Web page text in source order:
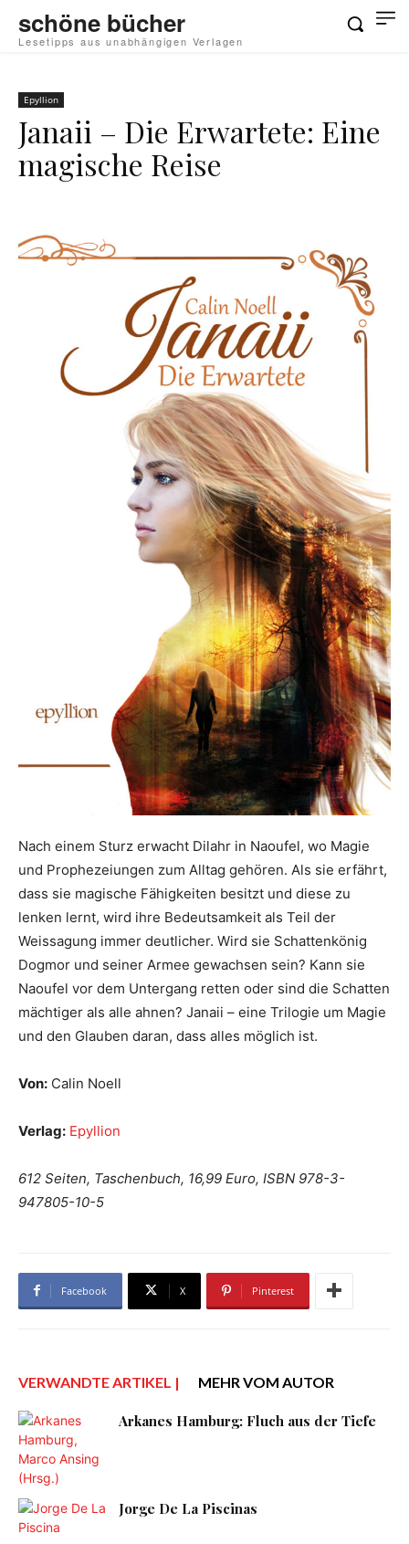
schöne bücher
Lesetipps aus unabhängigen Verlagen
Epyllion
Janaii – Die Erwartete: Eine
magische Reise
Nach einem Sturz erwacht Dilahr in Naoufel, wo Magie
und Prophezeiungen zum Alltag gehören. Als sie erfährt,
dass sie magische Fähigkeiten besitzt und diese zu
lenken lernt, wird ihre Bedeutsamkeit als Teil der
Weissagung immer deutlicher. Wird sie Schattenkönig
Dogmor und seiner Armee gewachsen sein? Kann sie
Naoufel vor dem Untergang retten oder sind die Schatten
mächtiger als alle ahnen? Janaii – eine Trilogie um Magie
und den Glauben daran, dass alles möglich ist.
Von: Calin Noell
Verlag: Epyllion
612 Seiten, Taschenbuch, 16,99 Euro, ISBN 978-3-
947805-10-5
Facebook X Pinterest
VERWANDTE ARTIKEL | MEHR VOM AUTOR
Arkanes Hamburg: Fluch aus der Tiefe
Jorge De La Piscinas